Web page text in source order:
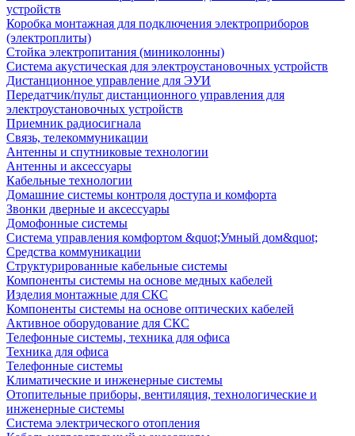
устройств
Коробка монтажная для подключения электроприборов
(электроплиты)
Стойка электропитания (миниколонны)
Система акустическая для электроустановочных устройств
Дистанционное управление для ЭУИ
Передатчик/пульт дистанционного управления для
электроустановочных устройств
Приемник радиосигнала
Связь, телекоммуникации
Антенны и спутниковые технологии
Антенны и аксессуары
Кабельные технологии
Домашние системы контроля доступа и комфорта
Звонки дверные и аксессуары
Домофонные системы
Система управления комфортом &quot;Умный дом&quot;
Средства коммуникации
Структурированные кабельные системы
Компоненты системы на основе медных кабелей
Изделия монтажные для СКС
Компоненты системы на основе оптических кабелей
Активное оборудование для СКС
Телефонные системы, техника для офиса
Техника для офиса
Телефонные системы
Климатические и инженерные системы
Отопительные приборы, вентиляция, технологические и
инженерные системы
Система электрического отопления